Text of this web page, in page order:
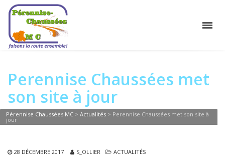
Perennise Chaussées met
son site à jour
Pérennise Chaussées MC > Actualités > Perennise Chaussées met son site à
jour
28 DÉCEMBRE 2017 S_OLLIER
ACTUALITÉS